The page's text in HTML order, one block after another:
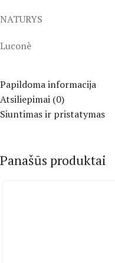
NATURYS
Luconè
Papildoma informacija
Atsiliepimai (0)
Siuntimas ir pristatymas
Panašūs produktai